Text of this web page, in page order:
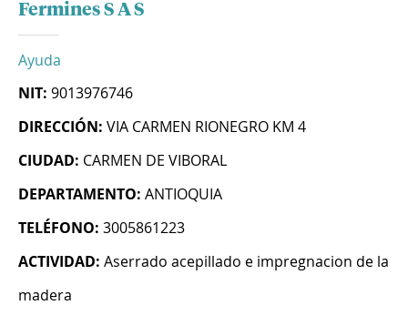
Fermines S A S
Ayuda
NIT: 9013976746
DIRECCIÓN: VIA CARMEN RIONEGRO KM 4
CIUDAD: CARMEN DE VIBORAL
DEPARTAMENTO: ANTIOQUIA
TELÉFONO: 3005861223
ACTIVIDAD: Aserrado acepillado e impregnacion de la
madera